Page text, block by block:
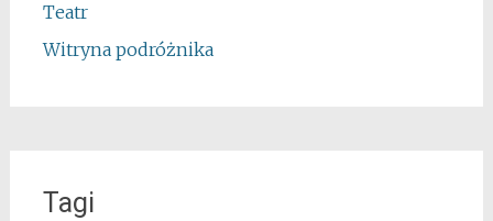
Teatr
Witryna podróżnika
Tagi